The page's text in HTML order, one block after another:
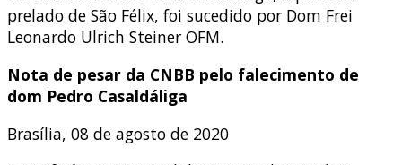
prelado de São Félix, foi sucedido por Dom Frei
Leonardo Ulrich Steiner OFM.
Nota de pesar da CNBB pelo falecimento de
dom Pedro Casaldáliga
Brasília, 08 de agosto de 2020